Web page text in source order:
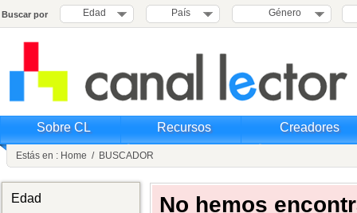
Buscar por Edad País Género
Sobre CL Recursos Creadores
Estás en : Home / BUSCADOR
Edad
No hemos